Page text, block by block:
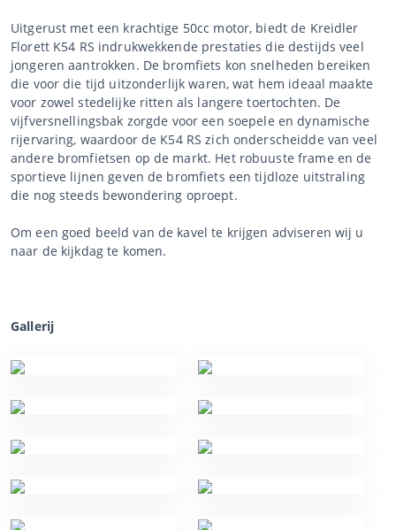
Uitgerust met een krachtige 50cc motor, biedt de Kreidler
Florett K54 RS indrukwekkende prestaties die destijds veel
jongeren aantrokken. De bromfiets kon snelheden bereiken
die voor die tijd uitzonderlijk waren, wat hem ideaal maakte
voor zowel stedelijke ritten als langere toertochten. De
vijfversnellingsbak zorgde voor een soepele en dynamische
rijervaring, waardoor de K54 RS zich onderscheidde van veel
andere bromfietsen op de markt. Het robuuste frame en de
sportieve lijnen geven de bromfiets een tijdloze uitstraling
die nog steeds bewondering oproept.
Om een goed beeld van de kavel te krijgen adviseren wij u
naar de kijkdag te komen.
Gallerij